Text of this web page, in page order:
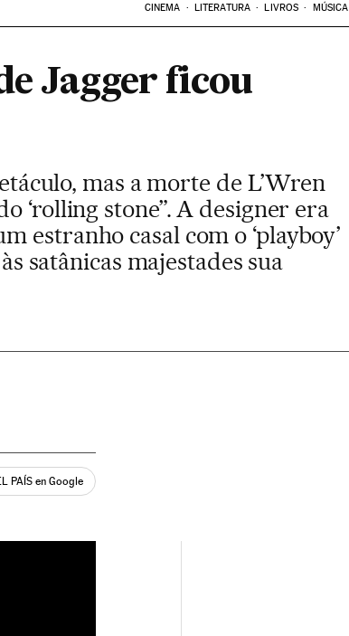
CINEMA LITERATURA LIVROS MÚSICA
Jagger ficou
mas a morte de L’Wren
‘rolling stone”. A designer era
estranho casal com o ‘playboy’
satânicas majestades sua
PAÍS en Google